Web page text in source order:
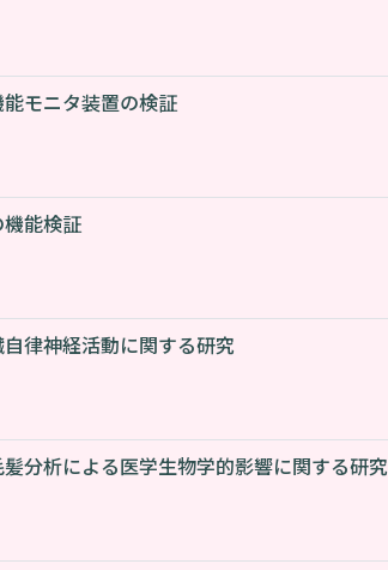
モニタ装置の検証
能検証
律神経活動に関する研究
分析による医学生物学的影響に関する研究